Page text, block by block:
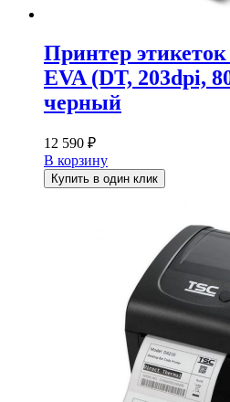
Принтер
EVA (DT, 203dpi,
черный
12 590 ₽
В корзину
Купить в один клик